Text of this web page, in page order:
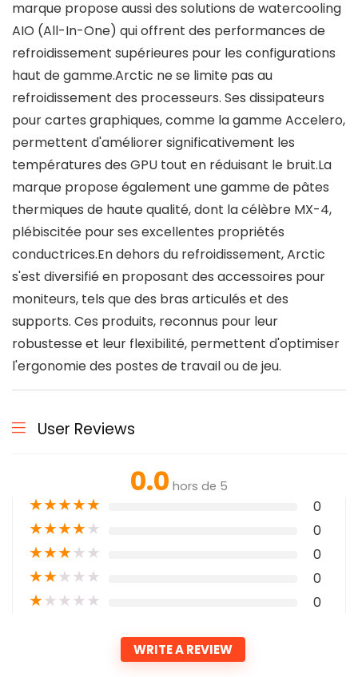
marque propose aussi des solutions de watercooling
AIO (All-In-One) qui offrent des performances de
refroidissement supérieures pour les configurations
haut de gamme.Arctic ne se limite pas au
refroidissement des processeurs. Ses dissipateurs
pour cartes graphiques, comme la gamme Accelero,
permettent d'améliorer significativement les
températures des GPU tout en réduisant le bruit.La
marque propose également une gamme de pâtes
thermiques de haute qualité, dont la célèbre MX-4,
plébiscitée pour ses excellentes propriétés
conductrices.En dehors du refroidissement, Arctic
s'est diversifié en proposant des accessoires pour
moniteurs, tels que des bras articulés et des
supports. Ces produits, reconnus pour leur
robustesse et leur flexibilité, permettent d'optimiser
l'ergonomie des postes de travail ou de jeu.
User Reviews
0.0 hors de 5
★★★★★ 0
★★★★★ 0
★★★★★ 0
★★★★★ 0
★★★★★ 0
WRITE A REVIEW